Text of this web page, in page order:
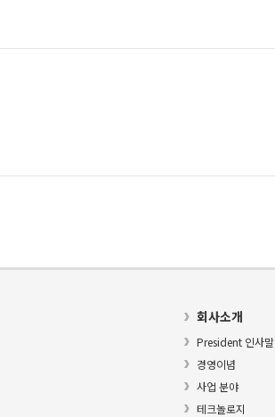
회사소개
President 인사말
경영이념
사업 분야
테크놀로지